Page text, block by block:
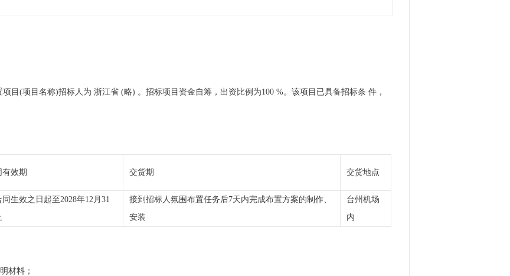
目(项目名称)招标人为 浙江省 (略) 。招标项目资金自筹，出资比例为100 %。该项目已具备招标条 件，
有效期 交货期 交货地点
同生效之日起至2028年12月31
接到招标人氛围布置任务后7天内完成布置方案的制作、
安装
台州机场
内
材料；